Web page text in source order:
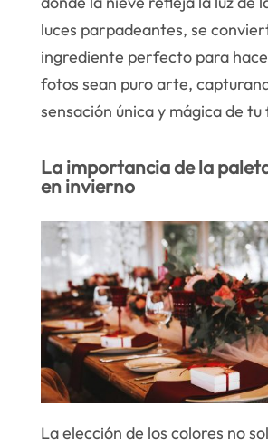
luces parpadeantes, se
ingrediente perfecto para
fotos sean puro arte,
sensación única y mágica de tu
La importancia de la
en invierno
La elección de los colores no